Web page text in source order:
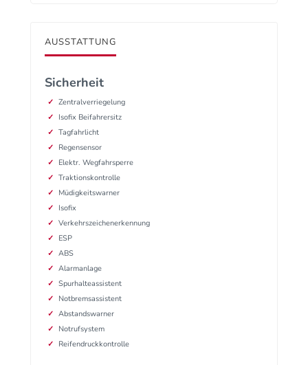
AUSSTATTUNG
Sicherheit
Zentralverriegelung
Isofix Beifahrersitz
Tagfahrlicht
Regensensor
Elektr. Wegfahrsperre
Traktionskontrolle
Müdigkeitswarner
Isofix
Verkehrszeichenerkennung
ESP
ABS
Alarmanlage
Spurhalteassistent
Notbremsassistent
Abstandswarner
Notrufsystem
Reifendruckkontrolle